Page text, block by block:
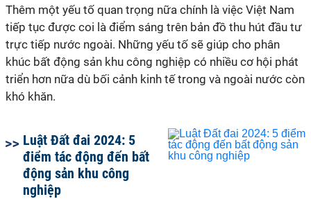
Thêm một yếu tố quan trọng nữa chính là việc Việt Nam
tiếp tục được coi là điểm sáng trên bản đồ thu hút đầu tư
trực tiếp nước ngoài. Những yếu tố sẽ giúp cho phân
khúc bất động sản khu công nghiệp có nhiều cơ hội phát
triển hơn nữa dù bối cảnh kinh tế trong và ngoài nước còn
khó khăn.
Luật Đất đai 2024: 5
điểm tác động đến bất
động sản khu công
nghiệp